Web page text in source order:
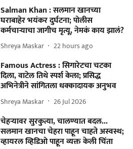
Salman Khan : सलमान खानच्या
घराबाहेर भयंकर दुर्घटना; पोलीस
कर्मचाऱ्याचा जागीच मृत्यू, नेमकं काय झालं?
Shreya Maskar 22 hours ago
Famous Actress : सिगारेटचा चटका
दिला, वाटेल तिथे स्पर्श केला; प्रसिद्ध
अभिनेत्रीने सांगितला धक्कादायक अनुभव
Shreya Maskar 26 Jul 2026
चेहऱ्यावर सुरकुत्या, चालण्यात बदल...
सलमान खानचा चेहरा पाहून चाहते अस्वस्थ;
व्हायरल व्हिडिओ पाहून व्यक्त केली चिंता